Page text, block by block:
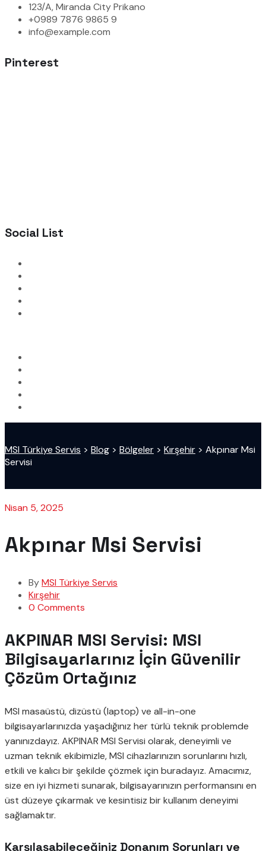
123/A, Miranda City Prikano
+0989 7876 9865 9
info@example.com
Pinterest
Social List
MSI Türkiye Servis > Blog > Bölgeler > Kırşehir > Akpınar Msi
Servisi
Nisan 5, 2025
Akpınar Msi Servisi
ByMSI Türkiye Servis
Kırşehir
0 Comments
AKPINAR MSI Servisi: MSI
Bilgisayarlarınız İçin Güvenilir
Çözüm Ortağınız
MSI masaüstü, dizüstü (laptop) ve all-in-one
bilgisayarlarınızda yaşadığınız her türlü teknik problemde
yanınızdayız. AKPINAR MSI Servisi olarak, deneyimli ve
uzman teknik ekibimizle, MSI cihazlarınızın sorunlarını hızlı,
etkili ve kalıcı bir şekilde çözmek için buradayız. Amacımız,
size en iyi hizmeti sunarak, bilgisayarınızın performansını en
üst düzeye çıkarmak ve kesintisiz bir kullanım deneyimi
sağlamaktır.
Karşılaşabileceğiniz Donanım Sorunları ve